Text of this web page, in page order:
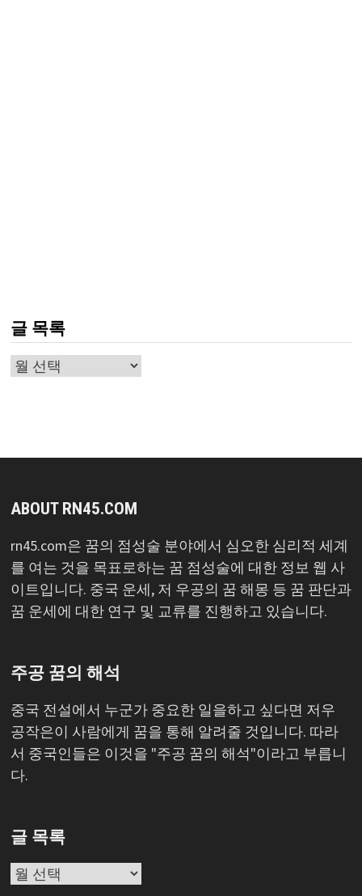
글 목록
글
ABOUT RN45.COM
rn45.com은 꿈의 점성술 분야에서 심오한 심리적 세계
를 여는 것을 목표로하는 꿈 점성술에 대한 정보 웹 사
이트입니다. 중국 운세, 저 우공의 꿈 해몽 등 꿈 판단과
꿈 운세에 대한 연구 및 교류를 진행하고 있습니다.
주공 꿈의 해석
중국 전설에서 누군가 중요한 일을하고 싶다면 저우
공작은이 사람에게 꿈을 통해 알려줄 것입니다. 따라
서 중국인들은 이것을 "주공 꿈의 해석"이라고 부릅니
다.
글 목록
글